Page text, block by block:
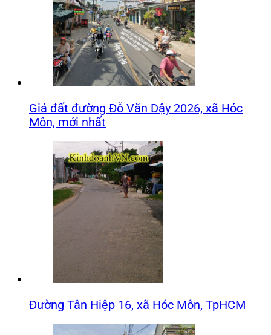
Giá đất đường Đỗ Văn Dậy 2026, xã Hóc
Môn, mới nhất
Đường Tân Hiệp 16, xã Hóc Môn, TpHCM